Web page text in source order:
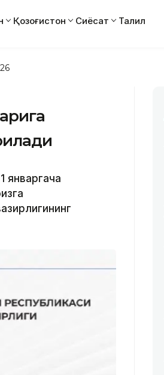
Қозоғистон Сиёсат Таҳлил
январгача